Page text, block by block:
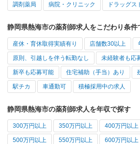
調剤薬局 病院・クリニック ドラッグス
静岡県熱海市の薬剤師求人をこだわり条件
産休・育休取得実績有り 店舗数30以上
原則、引越しを伴う転勤なし 未経験者も応
新卒も応募可能 住宅補助（手当）あり
駅チカ 車通勤可 積極採用中の求人
静岡県熱海市の薬剤師求人を年収で探す
300万円以上 350万円以上 400万円以上
500万円以上 550万円以上 600万円以上